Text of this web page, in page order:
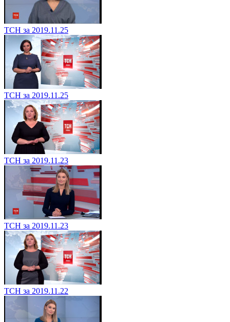
ТСН за 2019.11.25
ТСН за 2019.11.25
ТСН за 2019.11.23
ТСН за 2019.11.23
ТСН за 2019.11.22